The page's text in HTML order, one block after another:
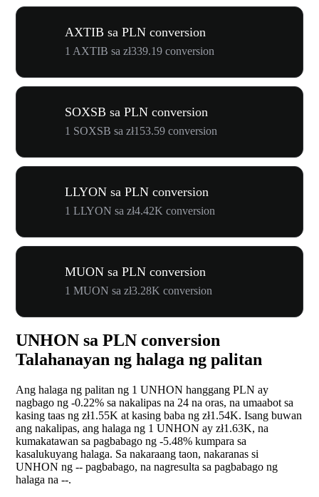
AXTIB sa PLN conversion
1 AXTIB sa zł339.19 conversion
SOXSB sa PLN conversion
1 SOXSB sa zł153.59 conversion
LLYON sa PLN conversion
1 LLYON sa zł4.42K conversion
MUON sa PLN conversion
1 MUON sa zł3.28K conversion
UNHON sa PLN conversion
Talahanayan ng halaga ng palitan
Ang halaga ng palitan ng 1 UNHON hanggang PLN ay
nagbago ng -0.22% sa nakalipas na 24 na oras, na umaabot sa
kasing taas ng zł1.55K at kasing baba ng zł1.54K. Isang buwan
ang nakalipas, ang halaga ng 1 UNHON ay zł1.63K, na
kumakatawan sa pagbabago ng -5.48% kumpara sa
kasalukuyang halaga. Sa nakaraang taon, nakaranas si
UNHON ng -- pagbabago, na nagresulta sa pagbabago ng
halaga na --.